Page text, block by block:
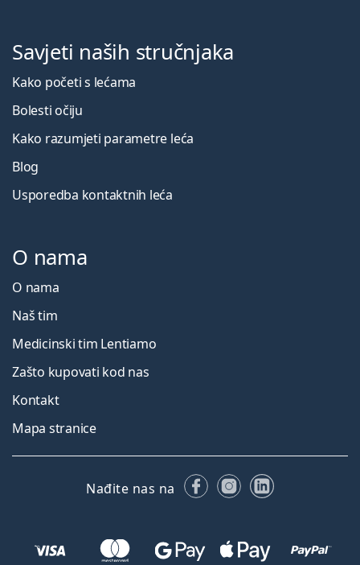
Savjeti naših stručnjaka
Kako početi s lećama
Bolesti očiju
Kako razumjeti parametre leća
Blog
Usporedba kontaktnih leća
O nama
O nama
Naš tim
Medicinski tim Lentiamo
Zašto kupovati kod nas
Kontakt
Mapa stranice
Nađite nas na FacebookuInstagramu
LinkedIn